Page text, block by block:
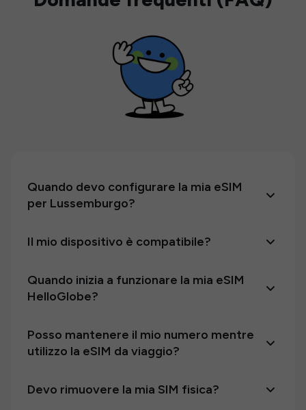
Quando devo configurare la mia eSIM
per Lussemburgo?
Il mio dispositivo è compatibile?
Quando inizia a funzionare la mia eSIM
HelloGlobe?
Posso mantenere il mio numero mentre
utilizzo la eSIM da viaggio?
Devo rimuovere la mia SIM fisica?